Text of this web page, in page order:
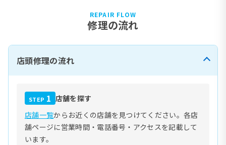
REPAIR FLOW
修理の流れ
店頭修理の流れ
STEP 1 店舗を探す
店舗一覧からお近くの店舗を見つけてください。各店
舗ページに営業時間・電話番号・アクセスを記載して
います。